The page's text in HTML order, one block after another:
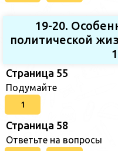
19-20.
политической
Страница 55
Подумайте
1
Страница 58
Ответьте на вопросы